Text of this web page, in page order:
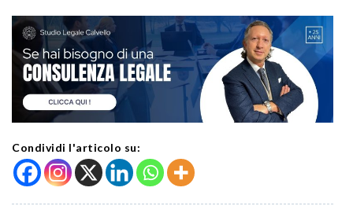
Condividi l'articolo su: